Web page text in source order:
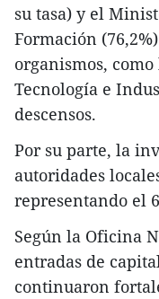
su tasa) y el
Formación
organismos,
Tecnología e
descensos.
Por su parte, la
autoridades
representando el
Según la Oficina
entradas de
continuaron